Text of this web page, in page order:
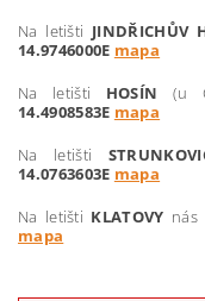
Na letišti JINDŘICHŮV
14.9746000E mapa
Na letišti HOSÍN (u
14.4908583E mapa
Na letišti
14.0763603E mapa
Na letišti KLATOVY nás
mapa